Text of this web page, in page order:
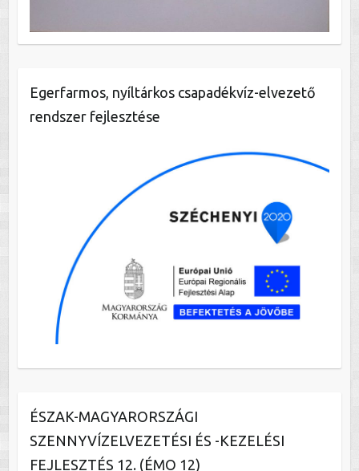
Egerfarmos, nyíltárkos csapadékvíz-elvezető
rendszer fejlesztése
ÉSZAK-MAGYARORSZÁGI
SZENNYVÍZELVEZETÉSI ÉS -KEZELÉSI
FEJLESZTÉS 12. (ÉMO 12)